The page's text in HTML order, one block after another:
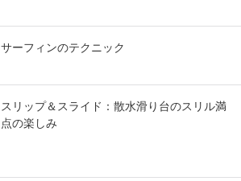
サーフィンのテクニック
スリップ＆スライド：散水滑り台のスリル満
点の楽しみ